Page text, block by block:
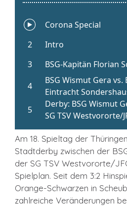
Am 18. Spieltag der
Stadtderby zwischen der
der SG TSV Westvororte/
Spielplan. Seit dem 3:2
Orange-Schwarzen in
zahlreiche Veränderungen